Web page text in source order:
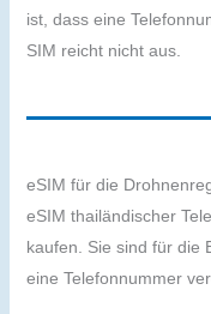
ist, dass eine
SIM reicht nicht aus.
eSIM für die
eSIM thailändischer
kaufen. Sie sind für die
eine Telefonnummer